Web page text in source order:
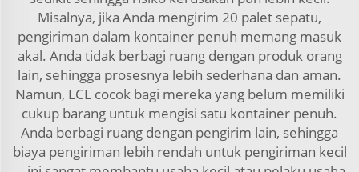
Misalnya, jika Anda mengirim 20 palet sepatu,
pengiriman dalam kontainer penuh memang masuk
akal. Anda tidak berbagi ruang dengan produk orang
lain, sehingga prosesnya lebih sederhana dan aman.
Namun, LCL cocok bagi mereka yang belum memiliki
cukup barang untuk mengisi satu kontainer penuh.
Anda berbagi ruang dengan pengirim lain, sehingga
biaya pengiriman lebih rendah untuk pengiriman kecil